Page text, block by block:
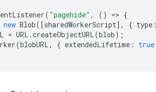
( "pagehide" , () => {
new Blob([sharedWorkerScript], { type
= URL .createObjectURL(blob);
(blobURL, { extendedLifetime :
true